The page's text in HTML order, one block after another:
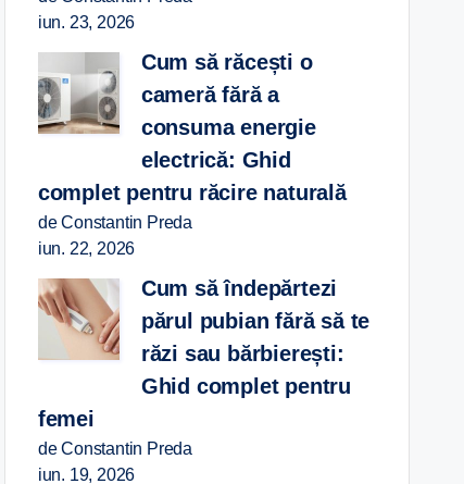
iun. 23, 2026
Cum să răcești o
cameră fără a
consuma energie
electrică: Ghid
complet pentru răcire naturală
de Constantin Preda
iun. 22, 2026
Cum să îndepărtezi
părul pubian fără să te
răzi sau bărbierești:
Ghid complet pentru
femei
de Constantin Preda
iun. 19, 2026